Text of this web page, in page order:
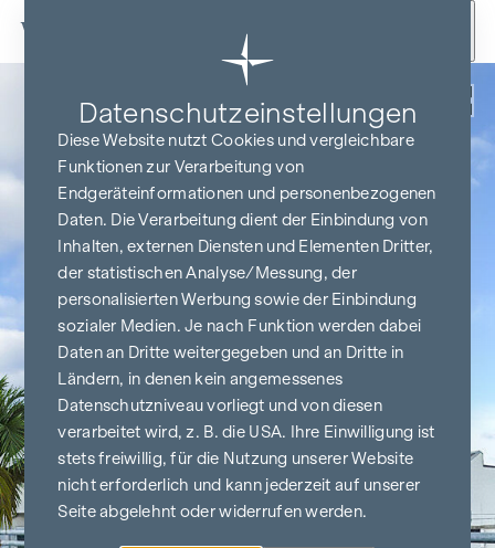
Zum Inhalt springen
Datenschutz­einstellungen
Diese Website nutzt Cookies und vergleichbare
Funktionen zur Verarbeitung von
Endgeräteinformationen und personenbezogenen
Daten. Die Verarbeitung dient der Einbindung von
Inhalten, externen Diensten und Elementen Dritter,
der statistischen Analyse/Messung, der
personalisierten Werbung sowie der Einbindung
sozialer Medien. Je nach Funktion werden dabei
Daten an Dritte weitergegeben und an Dritte in
Ländern, in denen kein angemessenes
Datenschutzniveau vorliegt und von diesen
verarbeitet wird, z. B. die USA. Ihre Einwilligung ist
stets freiwillig, für die Nutzung unserer Website
nicht erforderlich und kann jederzeit auf unserer
Seite abgelehnt oder widerrufen werden.